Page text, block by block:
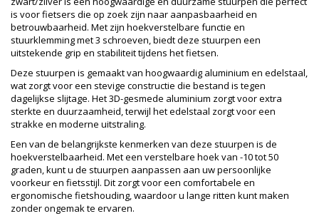
is voor fietsers die op zoek zijn naar aanpasbaarheid en
betrouwbaarheid. Met zijn hoekverstelbare functie en
stuurklemming met 3 schroeven, biedt deze stuurpen een
uitstekende grip en stabiliteit tijdens het fietsen.
Deze stuurpen is gemaakt van hoogwaardig aluminium en edelstaal,
wat zorgt voor een stevige constructie die bestand is tegen
dagelijkse slijtage. Het 3D-gesmede aluminium zorgt voor extra
sterkte en duurzaamheid, terwijl het edelstaal zorgt voor een
strakke en moderne uitstraling.
Een van de belangrijkste kenmerken van deze stuurpen is de
hoekverstelbaarheid. Met een verstelbare hoek van -10 tot 50
graden, kunt u de stuurpen aanpassen aan uw persoonlijke
voorkeur en fietsstijl. Dit zorgt voor een comfortabele en
ergonomische fietshouding, waardoor u lange ritten kunt maken
zonder ongemak te ervaren.